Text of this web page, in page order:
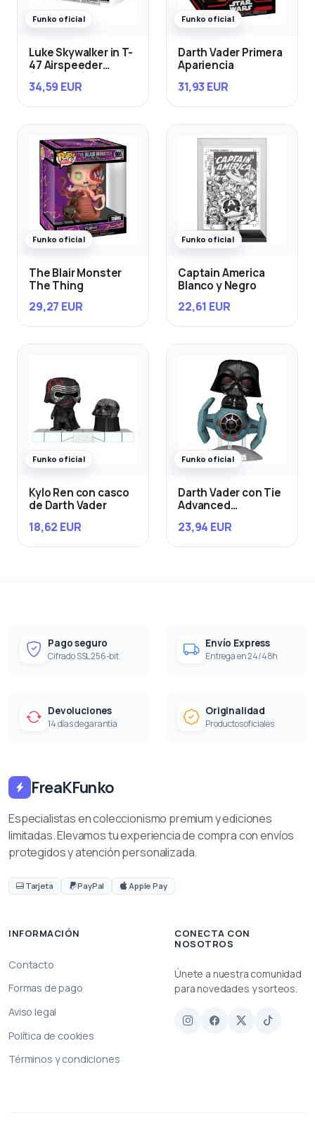
Funko oficial
Luke Skywalker in T-
47 Airspeeder
34,59 EUR
Funko oficial
Darth Vader Primera
Apariencia
31,93 EUR
Funko oficial
The Blair Monster
The Thing
29,27 EUR
Funko oficial
Captain America
Blanco y Negro
22,61 EUR
Funko oficial
Kylo Ren con casco
de Darth Vader
18,62 EUR
Funko oficial
Darth Vader con Tie
Advanced
23,94 EUR
Pago seguro
Cifrado SSL 256-bit
Envío Express
Entrega en 24/48h
Devoluciones
14 días de garantía
Originalidad
Productos oficiales
FreaKFunko
Especialistas en coleccionismo premium y ediciones
limitadas. Elevamos tu experiencia de compra con envíos
protegidos y atención personalizada.
Tarjeta PayPal Apple Pay
INFORMACIÓN
Contacto
Formas de pago
Aviso legal
Política de cookies
Términos y condiciones
CONECTA CON
NOSOTROS
Únete a nuestra comunidad
para novedades y sorteos.